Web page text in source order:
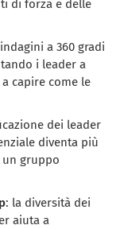
di forza e delle
indagini a 360 gradi
i leader a
capire come le
dei leader
diventa più
un gruppo
: la diversità dei
aiuta a